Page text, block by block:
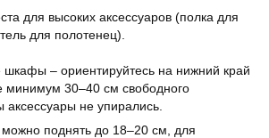
для высоких аксессуаров (полка для
для полотенец).
шкафы – ориентируйтесь на нижний край
минимум 30–40 см свободного
аксессуары не упирались.
поднять до 18–20 см, для